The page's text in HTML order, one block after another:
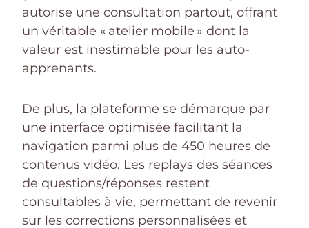
autorise une consultation partout, offrant
un véritable « atelier mobile » dont la
valeur est inestimable pour les auto-
apprenants.
De plus, la plateforme se démarque par
une interface optimisée facilitant la
navigation parmi plus de 450 heures de
contenus vidéo. Les replays des séances
de questions/réponses restent
consultables à vie, permettant de revenir
sur les corrections personnalisées et